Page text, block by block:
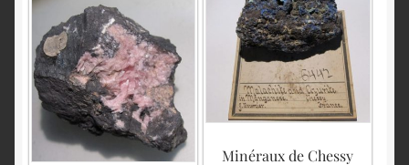
Minéraux de Chessy